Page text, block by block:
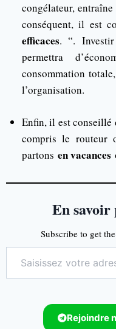
congélateur,
conséquent, il est
efficaces. “.
permettra
consommation
l’organisation.
Enfin, il est conseillé
compris le routeur
partons en vacances
En savoir
Subscribe to get
Rejoindre